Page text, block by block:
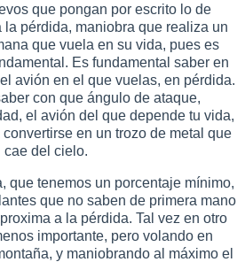
que pongan por escrito lo de
la pérdida, maniobra que realiza un
que vuela en su vida, pues es
Es fundamental saber en
avión en el que vuelas, en pérdida.
con que ángulo de ataque,
el avión del que depende tu vida,
en un trozo de metal que
cae del cielo.
que tenemos un porcentaje mínimo,
que no saben de primera mano
a la pérdida. Tal vez en otro
importante, pero volando en
y maniobrando al máximo el